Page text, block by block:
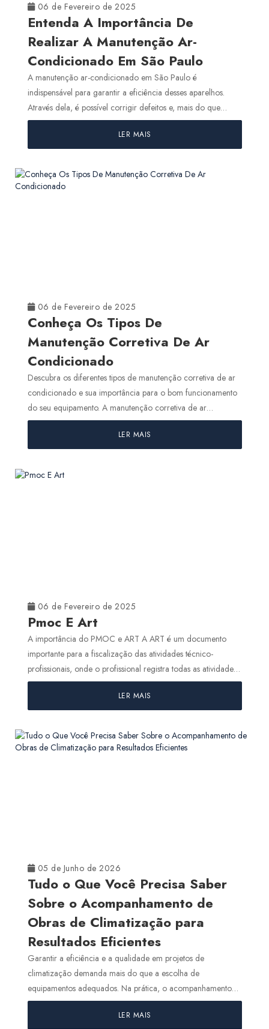
Manutenção Preventiva De Ar Condicionado: Descubra A
Importância E Onde Realizar
Onde Fazer Manutenção Preventiva De Ar-Condicionado?
Plano De Manutenção, Operação E Controle Em São Paulo:
Conheça!
Pmoc Ar-Condicionado Em Sp: O Que É E Como Fazer?
Pmoc Para Ar Condicionado E A Saúde
Split Possui Renovação De Ar?
Tudo o Que Você Precisa Saber Sobre o Acompanhamento de
Obras de Climatização para Resultados Eficientes
undefined
06 de Fevereiro de 2025
Entenda A Importância De
Realizar A Manutenção Ar-
Condicionado Em São Paulo
A manutenção ar-condicionado em São Paulo é
indispensável para garantir a eficiência desses aparelhos.
Através dela, é possível corrigir defeitos e, mais do que
isso,...
LER MAIS
06 de Fevereiro de 2025
Conheça Os Tipos De
Manutenção Corretiva De Ar
Condicionado
Descubra os diferentes tipos de manutenção corretiva de ar
condicionado e sua importância para o bom funcionamento
do seu equipamento. A manutenção corretiva de ar
condicionado...
LER MAIS
06 de Fevereiro de 2025
Pmoc E Art
A importância do PMOC e ART A ART é um documento
importante para a fiscalização das atividades técnico-
profissionais, onde o profissional registra todas as atividades
descritas...
LER MAIS
05 de Junho de 2026
Tudo o Que Você Precisa Saber
Sobre o Acompanhamento de
Obras de Climatização para
Resultados Eficientes
Garantir a eficiência e a qualidade em projetos de
climatização demanda mais do que a escolha de
equipamentos adequados. Na prática, o acompanhamento
de obras...
LER MAIS